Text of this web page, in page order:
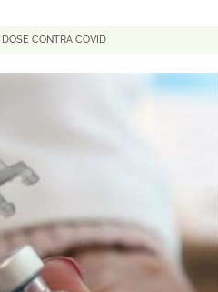
CONTRA COVID